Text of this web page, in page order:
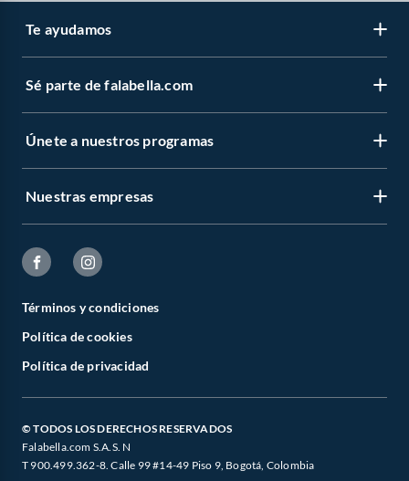
Te ayudamos
Sé parte de falabella.com
Únete a nuestros programas
Nuestras empresas
Términos y condiciones
Política de cookies
Política de privacidad
© TODOS LOS DERECHOS RESERVADOS
Falabella.com S.A.S. N
T 900.499.362-8. Calle 99 #14-49 Piso 9, Bogotá, Colombia